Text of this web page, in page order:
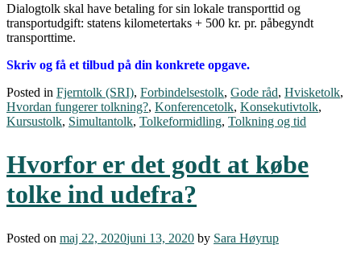
Dialogtolk skal have betaling for sin lokale transporttid og
transportudgift: statens kilometertaks + 500 kr. pr. påbegyndt
transporttime.
Skriv og få et tilbud på din konkrete opgave.
Posted in Fjerntolk (SRI), Forbindelsestolk, Gode råd, Hvisketolk,
Hvordan fungerer tolkning?, Konferencetolk, Konsekutivtolk,
Kursustolk, Simultantolk, Tolkeformidling, Tolkning og tid
Hvorfor er det godt at købe
tolke ind udefra?
Posted on maj 22, 2020juni 13, 2020 by Sara Høyrup